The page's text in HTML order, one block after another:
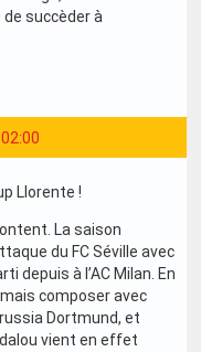
de succèder à
Llorente !
La saison
du FC Séville avec
depuis à l’AC Milan. En
composer avec
Dortmund, et
vient en effet